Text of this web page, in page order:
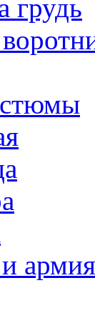
грудь
армия